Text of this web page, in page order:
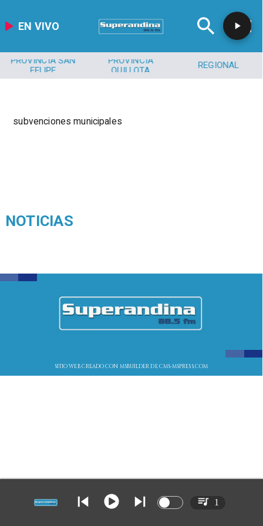
EN VIVO
PROVINCIA SAN
FELIPE
PROVINCIA
QUILLOTA
REGIONAL
subvenciones municipales
NOTICIAS
SITIO WEB CREADO CON MSBUILDER DE CMS-MSPRESS.COM
1